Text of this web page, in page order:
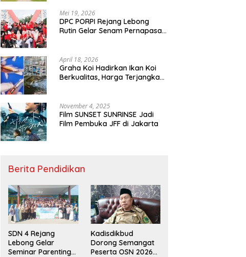
Mei 19, 2026
DPC PORPI Rejang Lebong
Rutin Gelar Senam Pernapasan
April 18, 2026
Graha Koi Hadirkan Ikan Koi
Berkualitas, Harga Terjangkau
November 4, 2025
Film SUNSET SUNRINSE Jadi
Film Pembuka JFF di Jakarta
Berita Pendidikan
SDN 4 Rejang
Lebong Gelar
Seminar Parenting
Kadisdikbud
Dorong Semangat
Peserta OSN 2026